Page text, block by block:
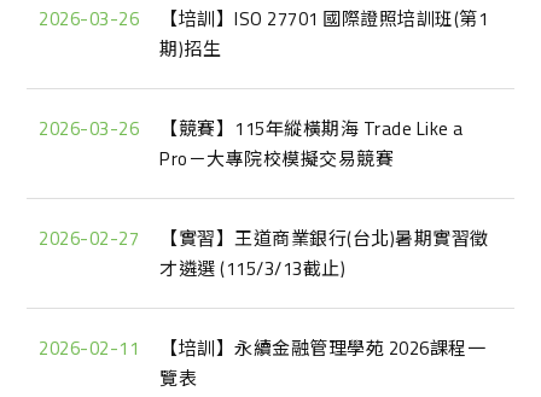
2026-03-26
【培訓】ISO 27701 國際證照培訓班(第1
期)招生
2026-03-26
【競賽】115年縱橫期海 Trade Like a
Pro－大專院校模擬交易競賽
2026-02-27
【實習】王道商業銀行(台北)暑期實習徵
才遴選 (115/3/13截止)
2026-02-11
【培訓】永續金融管理學苑 2026課程一
覽表